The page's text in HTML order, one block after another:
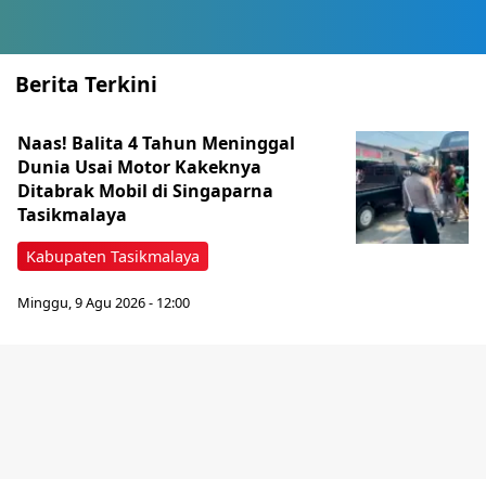
Berita Terkini
Kabupaten Tasikmalaya
Naas! Balita 4 Tahun Meninggal
Dunia Usai Motor Kakeknya
Ditabrak Mobil di Singaparna
Tasikmalaya
Minggu, 9 Agu 2026 - 12:00